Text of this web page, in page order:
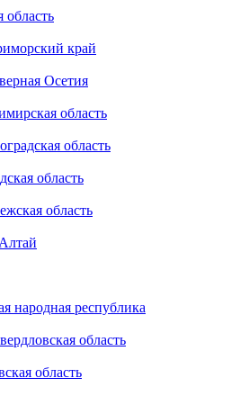
область
край
Осетия
область
область
область
область
народная республика
область
область